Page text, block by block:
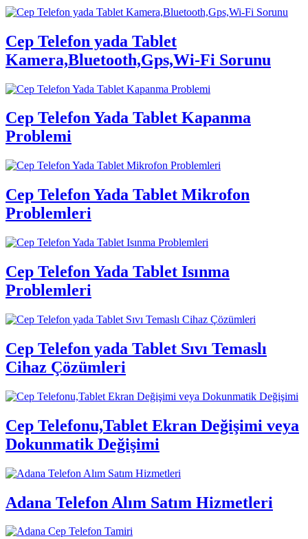
Cep Telefon yada Tablet
Kamera,Bluetooth,Gps,Wi-Fi Sorunu
Cep Telefon Yada Tablet Kapanma
Problemi
Cep Telefon Yada Tablet Mikrofon
Problemleri
Cep Telefon Yada Tablet Isınma
Problemleri
Cep Telefon yada Tablet Sıvı Temaslı
Cihaz Çözümleri
Cep Telefonu,Tablet Ekran Değişimi veya
Dokunmatik Değişimi
Adana Telefon Alım Satım Hizmetleri